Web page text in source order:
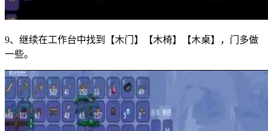
9、继续在工作台中找到【木门】【木椅】【木桌】，门多做
一些。